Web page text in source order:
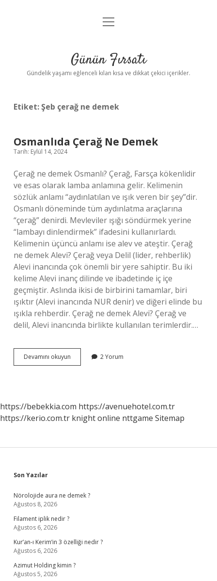
Anasayfa
Yasal Uyarı
menüyü
Günün Fırsatı
Gündelik yaşamı eğlenceli kılan kısa ve dikkat çekici içerikler.
Etiket:Şeb çerağ ne demek
Osmanlıda Çerağ Ne Demek
Tarih: Eylül 14, 2024
Çerağ ne demek Osmanlı? Çerağ, Farsça kökenlidir
ve esas olarak lamba anlamına gelir. Kelimenin
sözlük anlamı “aydınlatılan ve ışık veren bir şey”dir.
Osmanlı döneminde tüm aydınlatma araçlarına
“çerağ” denirdi. Mevleviler ışığı söndürmek yerine
“lambayı dinlendirmek” ifadesini kullanırlardı.
Kelimenin üçüncü anlamı ise alev ve ateştir. Çerağ
ne demek Alevi? Çerağ veya Delil (lider, rehberlik)
Alevi inancında çok önemli bir yere sahiptir. Bu iki
kelime Alevi inanç dilinde ve ibadetinde iç içe
geçmiştir. Aslında ikisi de birbirini tamamlar, biri
ışıktır (Alevi inancında NUR denir) ve diğeri elinde bu
ışıkla rehberdir. Çerağ ne demek Alevi? Çerağ ve
delil, Alevi inancında birlikte kullanılan terimlerdir.…
Devamını okuyun Osmanlıda
Çerağ
2 Yorum
https://bebekkia.com https://avenuehotel.com.tr
https://kerio.com.tr knight online nttgame Sitemap
Sidebar
Son Yazılar
Nörolojide aura ne demek ?
Ağustos 8, 2026
Filament iplik nedir ?
Ağustos 6, 2026
Kur’an-ı Kerim’in 3 özelliği nedir ?
Ağustos 6, 2026
Azimut Holding kimin ?
Ağustos 5, 2026